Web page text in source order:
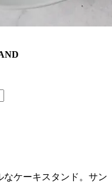
なケーキスタンド。サン